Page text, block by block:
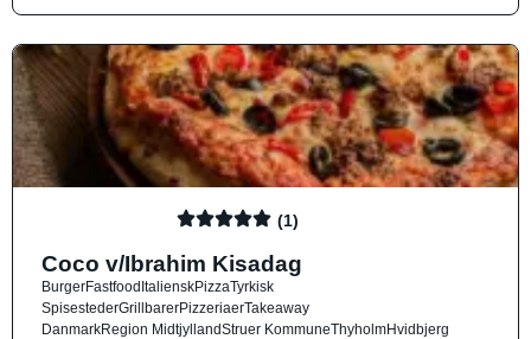
(1)
Coco v/Ibrahim Kisadag
BurgerFastfoodItalienskPizzaTyrkisk
SpisestederGrillbarerPizzeriaerTakeaway
DanmarkRegion MidtjyllandStruer KommuneThyholmHvidbjerg